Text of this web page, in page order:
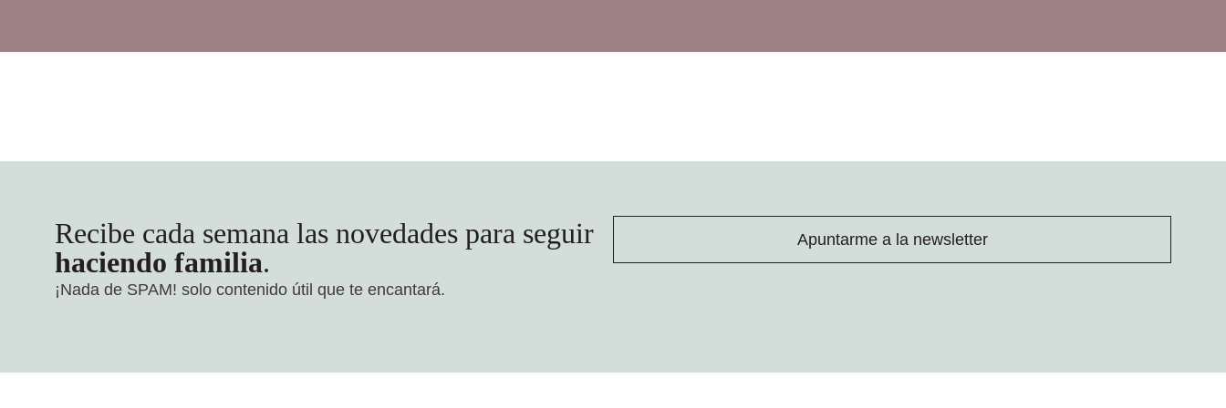
Recibe cada semana las novedades para seguir
haciendo familia.
¡Nada de SPAM! solo contenido útil que te encantará.
Apuntarme a la newsletter